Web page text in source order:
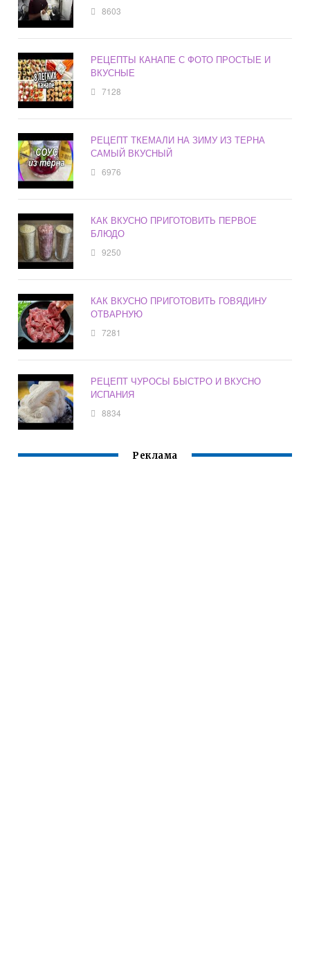
8603
РЕЦЕПТЫ КАНАПЕ С ФОТО ПРОСТЫЕ И
ВКУСНЫЕ
7128
РЕЦЕПТ ТКЕМАЛИ НА ЗИМУ ИЗ ТЕРНА
САМЫЙ ВКУСНЫЙ
6976
КАК ВКУСНО ПРИГОТОВИТЬ ПЕРВОЕ
БЛЮДО
9250
КАК ВКУСНО ПРИГОТОВИТЬ ГОВЯДИНУ
ОТВАРНУЮ
7281
РЕЦЕПТ ЧУРОСЫ БЫСТРО И ВКУСНО
ИСПАНИЯ
8834
Реклама